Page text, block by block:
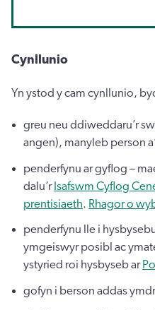
Cynllunio
Yn ystod y cam cynllunio,
greu neu ddiweddaru’r
angen), manyleb person
penderfynu ar gyflog –
dalu’r Isafswm Cyflog
prentisiaeth. Rhagor o
penderfynu lle i
ymgeiswyr posibl ac
ystyried roi hysbyseb ar
gofyn i berson addas